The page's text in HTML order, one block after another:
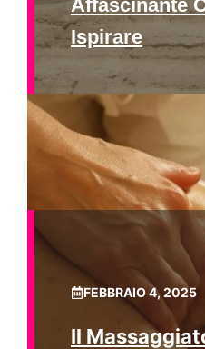
Affascinante
Ispirare
FEBBRAIO 4, 2025
Il